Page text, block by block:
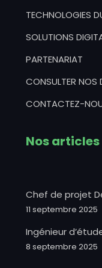
TECHNOLOGIES
SOLUTIONS
PARTENARIAT
CONSULTER NOS
CONTACTEZ-
Nos
Chef de projet
11 septembre 2025
Ingénieur
8 septembre 2025